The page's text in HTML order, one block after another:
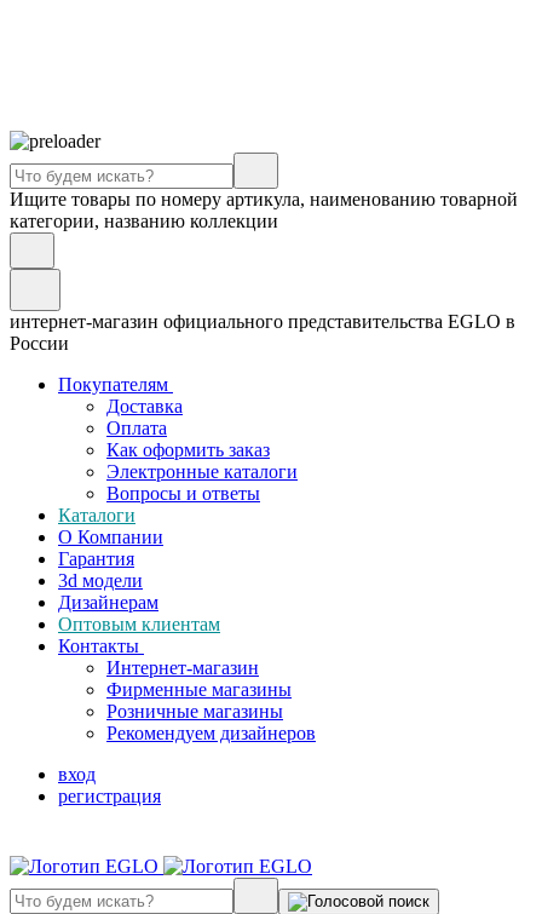
Ищите товары по номеру артикула, наименованию товарной
категории, названию коллекции
интернет-магазин официального представительства EGLO в
России
Покупателям
Доставка
Оплата
Как оформить заказ
Электронные каталоги
Вопросы и ответы
Каталоги
О Компании
Гарантия
3d модели
Дизайнерам
Оптовым клиентам
Контакты
Интернет-магазин
Фирменные магазины
Розничные магазины
Рекомендуем дизайнеров
вход
регистрация